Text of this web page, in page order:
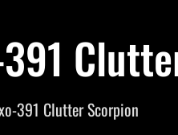
391
391 Clutter Scorpion